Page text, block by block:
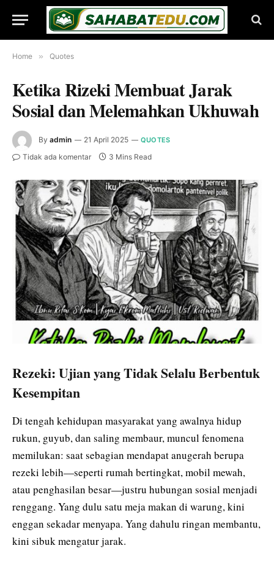
Home » Quotes
Ketika Rizeki Membuat Jarak
Sosial dan Melemahkan Ukhuwah
By admin 21 April 2025 QUOTES
Tidak ada komentar 3 Mins Read
Rezeki: Ujian yang Tidak Selalu Berbentuk
Kesempitan
Di tengah kehidupan masyarakat yang awalnya hidup
rukun, guyub, dan saling membaur, muncul fenomena
memilukan: saat sebagian mendapat anugerah berupa
rezeki lebih—seperti rumah bertingkat, mobil mewah,
atau penghasilan besar—justru hubungan sosial menjadi
renggang. Yang dulu satu meja makan di warung, kini
enggan sekadar menyapa. Yang dahulu ringan membantu,
kini sibuk mengatur jarak.